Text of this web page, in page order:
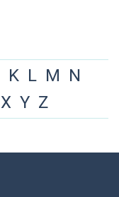
K L M N
X Y Z